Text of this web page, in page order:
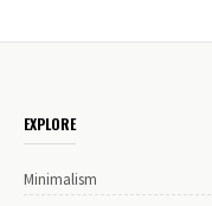
EXPLORE
Minimalism